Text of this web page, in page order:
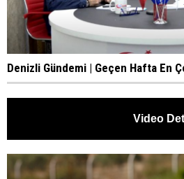
Denizli Gündemi | Geçen Hafta En
Video